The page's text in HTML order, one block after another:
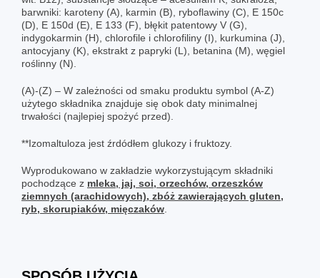
barwniki: karoteny (A), karmin (B), ryboflawiny (C), E 150c
(D), E 150d (E), E 133 (F), błękit patentowy V (G),
indygokarmin (H), chlorofile i chlorofiliny (I), kurkumina (J),
antocyjany (K), ekstrakt z papryki (L), betanina (M), węgiel
roślinny (N).
(A)-(Z) – W zależności od smaku produktu symbol (A-Z)
użytego składnika znajduje się obok daty minimalnej
trwałości (najlepiej spożyć przed).
**Izomaltuloza jest źrdódłem glukozy i fruktozy.
Wyprodukowano w zakładzie wykorzystującym składniki
pochodzące z mleka, jaj, soi, orzechów, orzeszków
ziemnych (arachidowych), zbóż zawierających gluten,
ryb, skorupiaków, mięczaków